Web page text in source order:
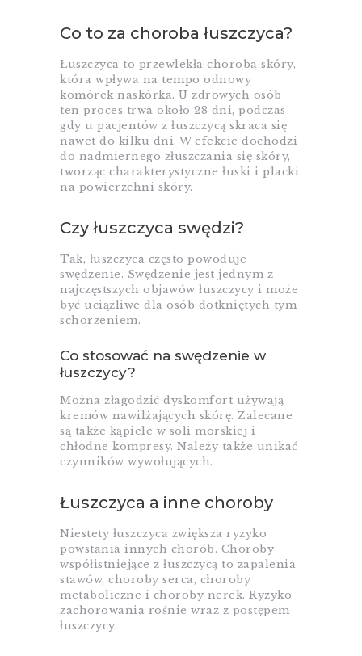
Co to za choroba łuszczyca?
Łuszczyca to przewlekła choroba skóry,
która wpływa na tempo odnowy
komórek naskórka. U zdrowych osób
ten proces trwa około 28 dni, podczas
gdy u pacjentów z łuszczycą skraca się
nawet do kilku dni. W efekcie dochodzi
do nadmiernego złuszczania się skóry,
tworząc charakterystyczne łuski i placki
na powierzchni skóry.
Czy łuszczyca swędzi?
Tak, łuszczyca często powoduje
swędzenie. Swędzenie jest jednym z
najczęstszych objawów łuszczycy i może
być uciążliwe dla osób dotkniętych tym
schorzeniem.
Co stosować na swędzenie w
łuszczycy?
Można złagodzić dyskomfort używają
kremów nawilżających skórę. Zalecane
są także kąpiele w soli morskiej i
chłodne kompresy. Należy także unikać
czynników wywołujących.
Łuszczyca a inne choroby
Niestety łuszczyca zwiększa ryzyko
powstania innych chorób. Choroby
współistniejące z łuszczycą to zapalenia
stawów, choroby serca, choroby
metaboliczne i choroby nerek. Ryzyko
zachorowania rośnie wraz z postępem
łuszczycy.